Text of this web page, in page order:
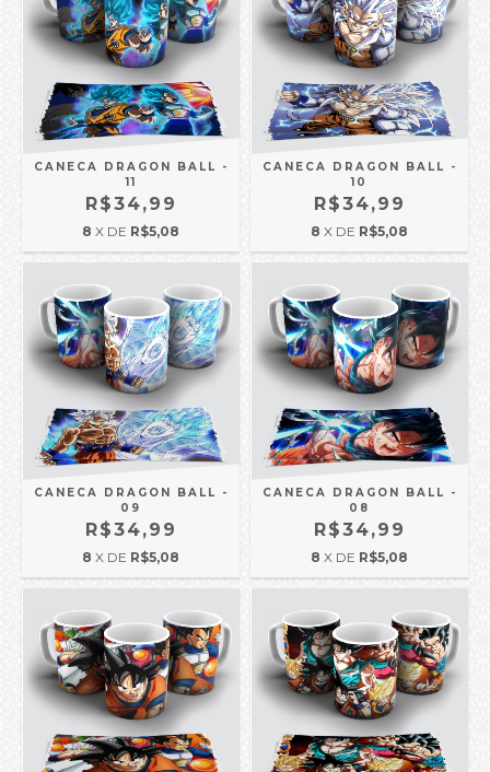
CANECA DRAGON BALL -
11
R$34,99
8 X DE R$5,08
CANECA DRAGON BALL -
10
R$34,99
8 X DE R$5,08
CANECA DRAGON BALL -
09
R$34,99
8 X DE R$5,08
CANECA DRAGON BALL -
08
R$34,99
8 X DE R$5,08